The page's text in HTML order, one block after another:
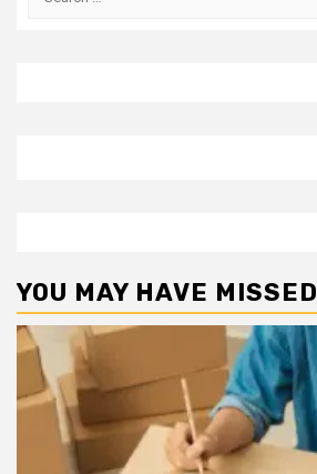
YOU MAY HAVE MISSED